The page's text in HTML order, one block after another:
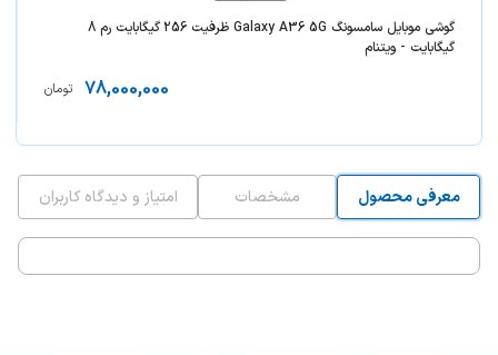
گوشی موبايل سامسونگ Galaxy A36 5G ظرفیت 256 گیگابایت رم 8
گیگابایت - ویتنام
78,000,000 تومان
معرفی محصول مشخصات امتیاز و دیدگاه کاربران